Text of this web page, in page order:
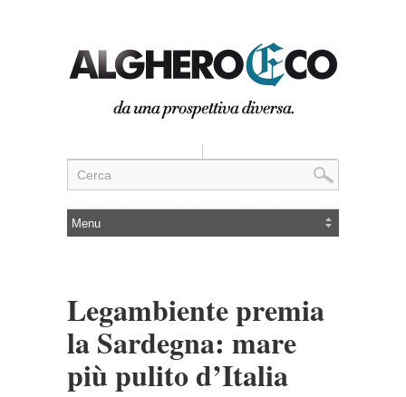
Legambiente premia
la Sardegna: mare
più pulito d’Italia